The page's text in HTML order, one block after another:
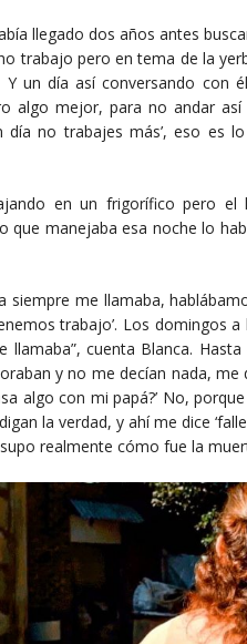
llegado dos años antes
trabajo pero en tema de la
Y un día así conversando
algo mejor, para no andar
no trabajes más’, eso es
en un frigorífico pero
que manejaba esa noche lo
siempre me llamaba,
trabajo’. Los domingos
llamaba”, cuenta Blanca.
y no me decían nada,
algo con mi papá?’ No,
la verdad, y ahí me dice
realmente cómo fue la